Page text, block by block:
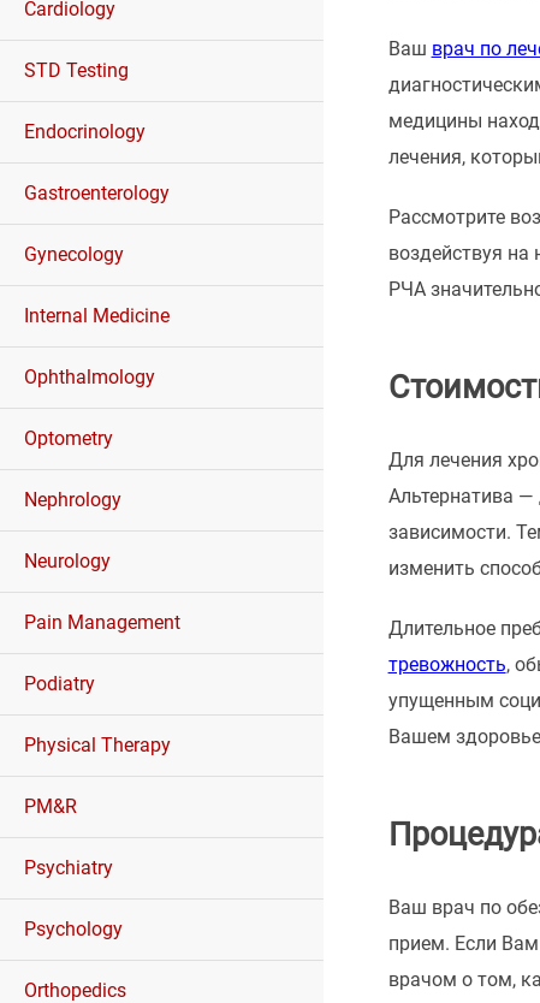
Cardiology
STD Testing
Endocrinology
Gastroenterology
Gynecology
Internal Medicine
Ophthalmology
Optometry
Nephrology
Neurology
Pain Management
Podiatry
Physical Therapy
PM&R
Psychiatry
Psychology
Orthopedics
Ваш врач по
медицины
лечения,
Рассмотрите
воздействуя
РЧА
Для лечения
Альтернатива
зависимости.
изменить
Длительное
тревожность,
упущенным
Вашем
Ваш врач по
прием. Если
врачом о том,